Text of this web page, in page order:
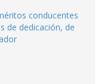
conducentes
de dedicación, de